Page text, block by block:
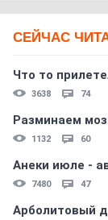
СЕЙЧАС
Что то
3638 74
Разминаем
1132 60
Анеки июле -
7480 47
Арболитовый